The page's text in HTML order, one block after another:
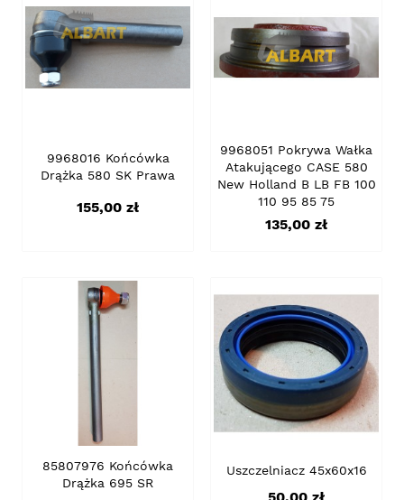
9968016 Końcówka
Drążka 580 SK Prawa
Cena
155,00 zł
9968051 Pokrywa Wałka
Atakującego CASE 580
New Holland B LB FB 100
110 95 85 75
Cena
135,00 zł
85807976 Końcówka
Drążka 695 SR
Uszczelniacz 45x60x16
Cena